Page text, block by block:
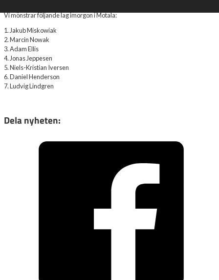
Vi mönstrar följande lag imorgon i Motala:
1. Jakub Miskowiak
2. Marcin Nowak
3. Adam Ellis
4. Jonas Jeppesen
5. Niels-Kristian Iversen
6. Daniel Henderson
7. Ludvig Lindgren
Dela nyheten: